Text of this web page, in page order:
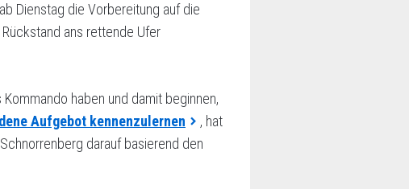
Dienstag die Vorbereitung auf die
ans rettende Ufer
haben und damit beginnen,
Aufgebot kennenzulernen
, hat
darauf basierend den